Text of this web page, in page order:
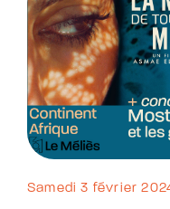
samedi 3 février